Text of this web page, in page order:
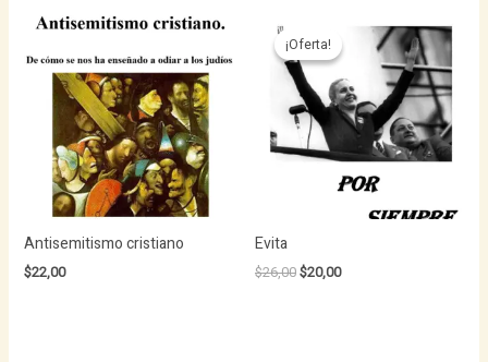
Antisemitismo cristiano
$22,00
¡Oferta!
¡Oferta!
Evita
$26,00Original
$20,00Current